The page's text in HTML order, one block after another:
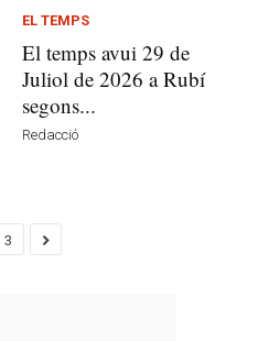
EL TEMPS
El temps avui 29 de
Juliol de 2026 a Rubí
segons...
Redacció
3